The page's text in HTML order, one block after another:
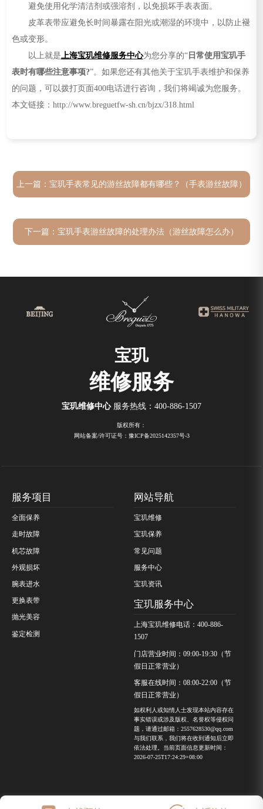
避免使用化学清洁剂或强溶剂，以免损坏手表表面。
皮革表带应避免长时间暴露在阳光或潮湿的环境中，以防止褪
色或变形。
以上就是 上海宝玑维修服务中心为您分享的“日常使用宝玑手
表时有哪些注意事项?”。如果您还有其他关于宝玑手表维护和保养
的问题，可以拨打页面400电话进行咨询，我们将竭诚为您服务。
本文链接：http://www.breguetfw-sh.cn/bjzx/318.html
上一篇： 宝玑手表常见的游丝故障都有哪些？（手表游丝故障）
下一篇： 宝玑手表游丝故障的处理办法（游丝故障怎么办）
宝玑
维修服务
宝玑维修中心 服务热线： 400-886-1507
版权所有：
网站备案/许可证号：豫ICP备2025142357号-3
服务项目
全面保养
走时故障
机芯故障
外观损坏
腕表进水
更换表带
抛光美容
鉴定检测
网站导航
宝玑维修
宝玑保养
常见问题
服务中心
宝玑资讯
宝玑服务中心
上海宝玑维修电话：400-886-
1507
门店营业时间：09:00-19:30（节
假日正常营业）
客服在线时间：08:00-22:00（节
假日正常营业）
如权利人或知情人士发现本站内容存在
事实错误或涉及版权、名誉权等侵权问
题，请通过邮箱：2557628530@qq.com
与我们联系，我们将在收到通知后立即
依法处理。当前页面信息更新时间：
2026-07-25T17:24:29+08:00